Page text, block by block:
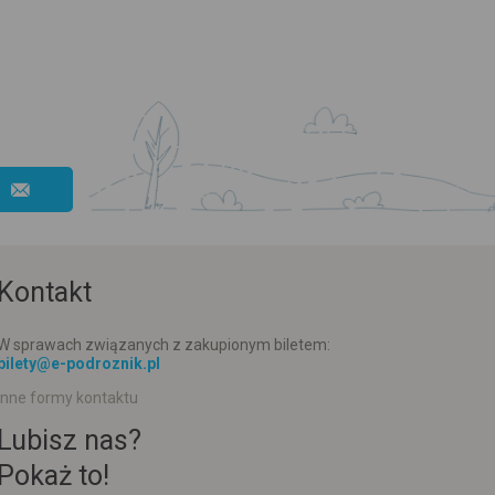
sprawach związanych z zakupionym biletem:
podroznik.pl
formy kontaktu
nas?
to!